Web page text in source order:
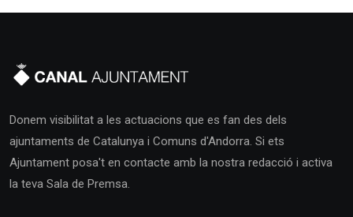
Donem visibilitat a les actuacions que es fan des dels
ajuntaments de Catalunya i Comuns d'Andorra. Si ets
Ajuntament posa't en contacte amb la nostra redacció i activa
la teva Sala de Premsa.